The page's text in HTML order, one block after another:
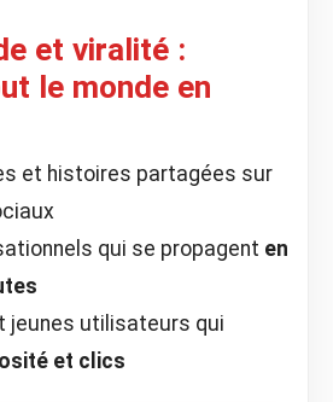
et viralité :
le monde en
et histoires partagées sur
qui se propagent en
jeunes utilisateurs qui
et clics